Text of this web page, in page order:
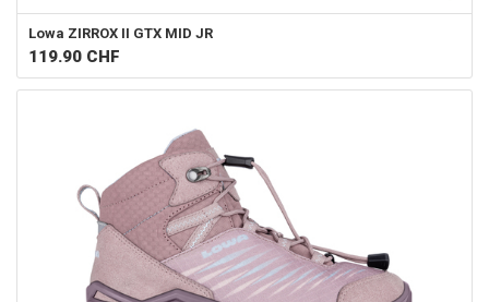
Lowa ZIRROX II GTX MID JR
119.90 CHF